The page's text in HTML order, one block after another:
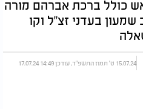
כולל ברכת אברהם מורה
בעדני זצ"ל וקו
15.07.24 ט' תמוז התשפ"ד, עודכן 14:49 17.07.24